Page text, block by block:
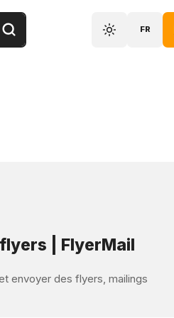
FR
| FlyerMail
envoyer des flyers, mailings